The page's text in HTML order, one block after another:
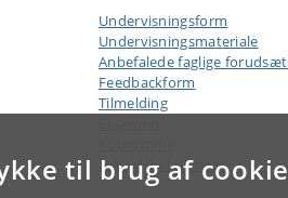
til brug af
Undervisningsform
Undervisningsmateriale
Anbefalede faglige
Feedbackform
Tilmelding
Arbejdsbelastning